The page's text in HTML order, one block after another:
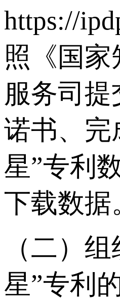
https://
照《国
服务司
诺书、完
星”专利
下载数据
（二）
星”专利